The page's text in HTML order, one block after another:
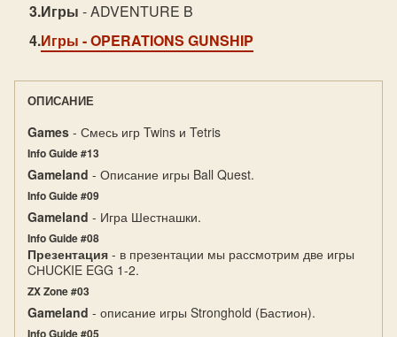
Игры - ADVENTURE B
Игры - OPERATIONS GUNSHIP
ОПИСАНИЕ
Games - Смесь игр Twins и Tetris
Info Guide #13
Gameland - Описание игры Ball Quest.
Info Guide #09
Gameland - Игра Шестнашки.
Info Guide #08
Презентация - в презентации мы рассмотрим две игры
CНUCKIE EGG 1-2.
ZX Zone #03
Gameland - описание игры Stronghold (Бастион).
Info Guide #05